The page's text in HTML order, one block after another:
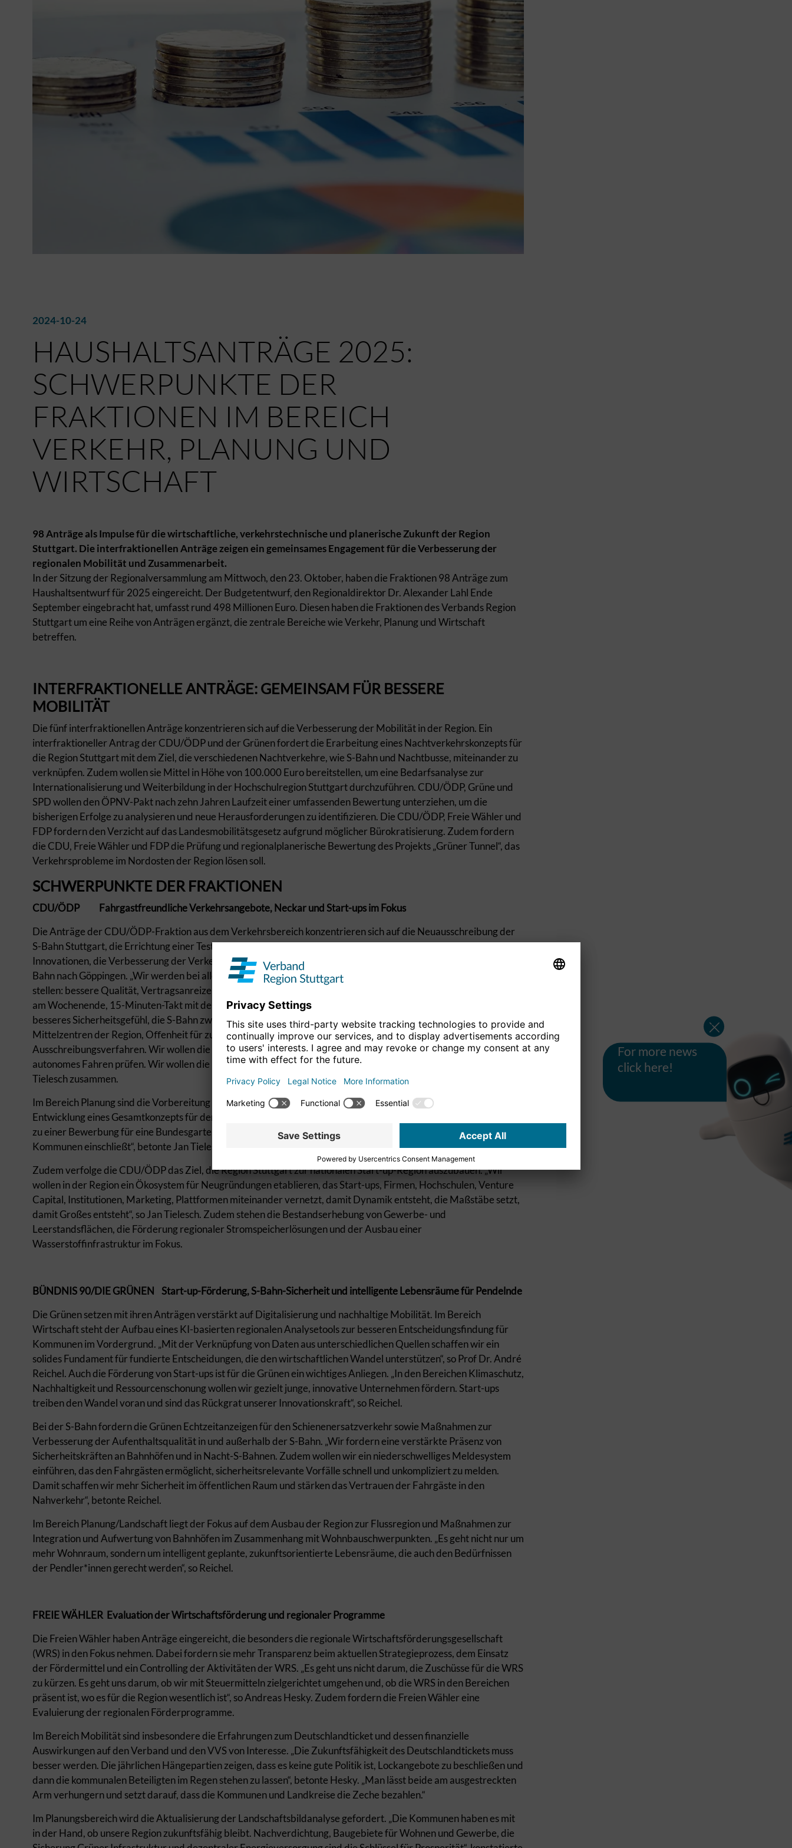
2024-10-24
HAUSHALTSANTRÄGE 2025:
SCHWERPUNKTE DER
FRAKTIONEN IM BEREICH
VERKEHR, PLANUNG UND
WIRTSCHAFT
98 Anträge als Impulse für die wirtschaftliche, verkehrstechnische und planerische Zukunft der Region
Stuttgart. Die interfraktionellen Anträge zeigen ein gemeinsames Engagement für die Verbesserung der
regionalen Mobilität und Zusammenarbeit.
In der Sitzung der Regionalversammlung am Mittwoch, den 23. Oktober, haben die Fraktionen 98 Anträge zum
Haushaltsentwurf für 2025 eingereicht. Der Budgetentwurf, den Regionaldirektor Dr. Alexander Lahl Ende
September eingebracht hat, umfasst rund 498 Millionen Euro. Diesen haben die Fraktionen des Verbands Region
Stuttgart um eine Reihe von Anträgen ergänzt, die zentrale Bereiche wie Verkehr, Planung und Wirtschaft
betreffen.
INTERFRAKTIONELLE ANTRÄGE: GEMEINSAM FÜR BESSERE
MOBILITÄT
Die fünf interfraktionellen Anträge konzentrieren sich auf die Verbesserung der Mobilität in der Region. Ein
interfraktioneller Antrag der CDU/ÖDP und der Grünen fordert die Erarbeitung eines Nachtverkehrskonzepts für
die Region Stuttgart mit dem Ziel, die verschiedenen Nachtverkehre, wie S-Bahn und Nachtbusse, miteinander zu
verknüpfen. Zudem wollen sie Mittel in Höhe von 100.000 Euro bereitstellen, um eine Bedarfsanalyse zur
Internationalisierung und Weiterbildung in der Hochschulregion Stuttgart durchzuführen. CDU/ÖDP, Grüne und
SPD wollen den ÖPNV-Pakt nach zehn Jahren Laufzeit einer umfassenden Bewertung unterziehen, um die
bisherigen Erfolge zu analysieren und neue Herausforderungen zu identifizieren. Die CDU/ÖDP, Freie Wähler und
FDP fordern den Verzicht auf das Landesmobilitätsgesetz aufgrund möglicher Bürokratisierung. Zudem fordern
die CDU, Freie Wähler und FDP die Prüfung und regionalplanerische Bewertung des Projekts „Grüner Tunnel“, das
Verkehrsprobleme im Nordosten der Region lösen soll.
SCHWERPUNKTE DER FRAKTIONEN
CDU/ÖDP Fahrgastfreundliche Verkehrsangebote, Neckar und Start-ups im Fokus
Die Anträge der CDU/ÖDP-Fraktion aus dem Verkehrsbereich konzentrieren sich auf die Neuausschreibung der
S-Bahn Stuttgart, die Errichtung einer Teststrecke für autonomes Fahren zur Förderung technologischer
Innovationen, die Verbesserung der Verkehrsanbindung des Flughafens Stuttgart sowie die Verlängerung der S-
Bahn nach Göppingen. „Wir werden bei allen Diskussionen die Bedürfnisse der Fahrgäste in den Mittelpunkt
stellen: bessere Qualität, Vertragsanreize für mehr Pünktlichkeit und Sauberkeit, S-Bahnverkehr auch nachts und
am Wochenende, 15-Minuten-Takt mit dem Ziel eines 10-Minuten-Takts, S-Bahn-Begleiter ab 20 Uhr für ein
besseres Sicherheitsgefühl, die S-Bahn zwingend in den Landkreis Göppingen bis Geislingen und der Anschluss aller
Mittelzentren der Region, Oﬀenheit für zukünftige technische Entwicklungen und ein breiter Wettbewerb im
Ausschreibungsverfahren. Wir wollen die Teckbahn von Kirchheim nach Oberlenningen als Teststrecke für
autonomes Fahren prüfen. Wir wollen die Einführung eines Kinder-TagesTickets im VVS diskutieren“, fasste Jan
Tielesch zusammen.
Im Bereich Planung sind die Vorbereitung einer Bewerbung zur Bundesgartenschau am Neckar und die
Entwicklung eines Gesamtkonzepts für den Neckar besonders hervorzuheben. „Wir wollen einen großen Schritt hin
zu einer Bewerbung für eine Bundesgartenschau am Neckar machen, die ein dezentrales Konzept vieler Neckar-
Kommunen einschließt“, betonte Jan Tielesch.
Zudem verfolge die CDU/ÖDP das Ziel, die Region Stuttgart zur nationalen Start-up-Region auszubauen. „Wir
wollen in der Region ein Ökosystem für Neugründungen etablieren, das Start-ups, Firmen, Hochschulen, Venture
Capital, Institutionen, Marketing, Plattformen miteinander vernetzt, damit Dynamik entsteht, die Maßstäbe setzt,
damit Großes entsteht“, so Jan Tielesch. Zudem stehen die Bestandserhebung von Gewerbe- und
Leerstandsflächen, die Förderung regionaler Stromspeicherlösungen und der Ausbau einer
Wasserstoffinfrastruktur im Fokus.
BÜNDNIS 90/DIE GRÜNEN Start-up-Förderung, S-Bahn-Sicherheit und intelligente Lebensräume für Pendelnde
Die Grünen setzen mit ihren Anträgen verstärkt auf Digitalisierung und nachhaltige Mobilität. Im Bereich
Wirtschaft steht der Aufbau eines KI-basierten regionalen Analysetools zur besseren Entscheidungsfindung für
Kommunen im Vordergrund. „Mit der Verknüpfung von Daten aus unterschiedlichen Quellen schaffen wir ein
solides Fundament für fundierte Entscheidungen, die den wirtschaftlichen Wandel unterstützen“, so Prof Dr. André
Reichel. Auch die Förderung von Start-ups ist für die Grünen ein wichtiges Anliegen. „In den Bereichen Klimaschutz,
Nachhaltigkeit und Ressourcenschonung wollen wir gezielt junge, innovative Unternehmen fördern. Start-ups
treiben den Wandel voran und sind das Rückgrat unserer Innovationskraft“, so Reichel.
Bei der S-Bahn fordern die Grünen Echtzeitanzeigen für den Schienenersatzverkehr sowie Maßnahmen zur
Verbesserung der Aufenthaltsqualität in und außerhalb der S-Bahn. „Wir fordern eine verstärkte Präsenz von
Sicherheitskräften an Bahnhöfen und in Nacht-S-Bahnen. Zudem wollen wir ein niederschwelliges Meldesystem
einführen, das den Fahrgästen ermöglicht, sicherheitsrelevante Vorfälle schnell und unkompliziert zu melden.
Damit schaffen wir mehr Sicherheit im öffentlichen Raum und stärken das Vertrauen der Fahrgäste in den
Nahverkehr“, betonte Reichel.
Im Bereich Planung/Landschaft liegt der Fokus auf dem Ausbau der Region zur Flussregion und Maßnahmen zur
Integration und Aufwertung von Bahnhöfen im Zusammenhang mit Wohnbauschwerpunkten. „Es geht nicht nur um
mehr Wohnraum, sondern um intelligent geplante, zukunftsorientierte Lebensräume, die auch den Bedürfnissen
der Pendler*innen gerecht werden“, so Reichel.
FREIE WÄHLER Evaluation der Wirtschaftsförderung und regionaler Programme
Die Freien Wähler haben Anträge eingereicht, die besonders die regionale Wirtschaftsförderungsgesellschaft
(WRS) in den Fokus nehmen. Dabei fordern sie mehr Transparenz beim aktuellen Strategieprozess, dem Einsatz
der Fördermittel und ein Controlling der Aktivitäten der WRS. „Es geht uns nicht darum, die Zuschüsse für die WRS
zu kürzen. Es geht uns darum, ob wir mit Steuermitteln zielgerichtet umgehen und, ob die WRS in den Bereichen
präsent ist, wo es für die Region wesentlich ist“, so Andreas Hesky. Zudem fordern die Freien Wähler eine
Evaluierung der regionalen Förderprogramme.
Im Bereich Mobilität sind insbesondere die Erfahrungen zum Deutschlandticket und dessen finanzielle
Auswirkungen auf den Verband und den VVS von Interesse. „Die Zukunftsfähigkeit des Deutschlandtickets muss
besser werden. Die jährlichen Hängepartien zeigen, dass es keine gute Politik ist, Lockangebote zu beschließen und
dann die kommunalen Beteiligten im Regen stehen zu lassen“, betonte Hesky. „Man lässt beide am ausgestreckten
Arm verhungern und setzt darauf, dass die Kommunen und Landkreise die Zeche bezahlen.“
Im Planungsbereich wird die Aktualisierung der Landschaftsbildanalyse gefordert. „Die Kommunen haben es mit
in der Hand, ob unsere Region zukunftsfähig bleibt. Nachverdichtung, Baugebiete für Wohnen und Gewerbe, die
For more news
click here!